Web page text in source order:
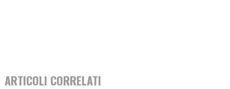
ARTICOLI CORRELATI